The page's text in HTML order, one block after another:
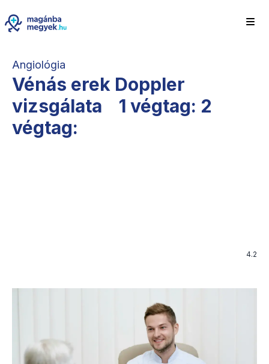
Angiológia
Vénás erek Doppler
vizsgálata 1 végtag: 2
végtag:
4.2